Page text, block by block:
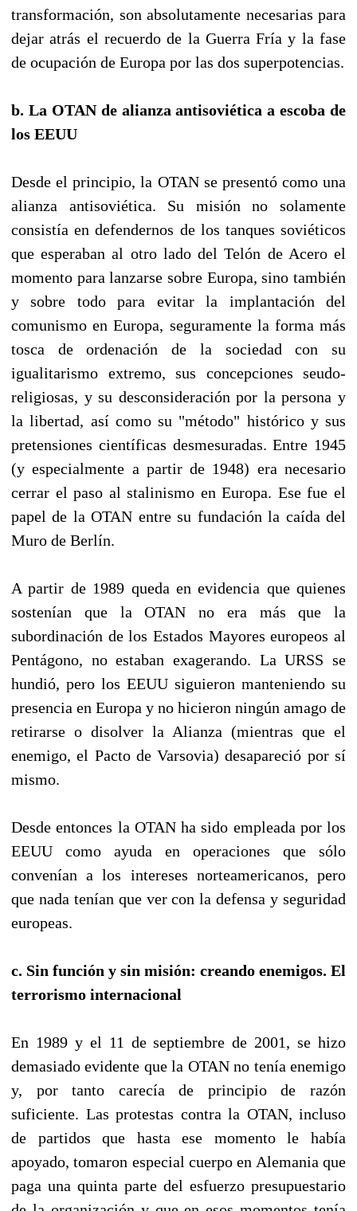
transformación, son absolutamente necesarias para
dejar atrás el recuerdo de la Guerra Fría y la fase
de ocupación de Europa por las dos superpotencias.
b. La OTAN de alianza antisoviética a escoba de
los EEUU
Desde el principio, la OTAN se presentó como una
alianza antisoviética. Su misión no solamente
consistía en defendernos de los tanques soviéticos
que esperaban al otro lado del Telón de Acero el
momento para lanzarse sobre Europa, sino también
y sobre todo para evitar la implantación del
comunismo en Europa, seguramente la forma más
tosca de ordenación de la sociedad con su
igualitarismo extremo, sus concepciones seudo-
religiosas, y su desconsideración por la persona y
la libertad, así como su "método" histórico y sus
pretensiones científicas desmesuradas. Entre 1945
(y especialmente a partir de 1948) era necesario
cerrar el paso al stalinismo en Europa. Ese fue el
papel de la OTAN entre su fundación la caída del
Muro de Berlín.
A partir de 1989 queda en evidencia que quienes
sostenían que la OTAN no era más que la
subordinación de los Estados Mayores europeos al
Pentágono, no estaban exagerando. La URSS se
hundió, pero los EEUU siguieron manteniendo su
presencia en Europa y no hicieron ningún amago de
retirarse o disolver la Alianza (mientras que el
enemigo, el Pacto de Varsovia) desapareció por sí
mismo.
Desde entonces la OTAN ha sido empleada por los
EEUU como ayuda en operaciones que sólo
convenían a los intereses norteamericanos, pero
que nada tenían que ver con la defensa y seguridad
europeas.
c. Sin función y sin misión: creando enemigos. El
terrorismo internacional
En 1989 y el 11 de septiembre de 2001, se hizo
demasiado evidente que la OTAN no tenía enemigo
y, por tanto carecía de principio de razón
suficiente. Las protestas contra la OTAN, incluso
de partidos que hasta ese momento le había
apoyado, tomaron especial cuerpo en Alemania que
paga una quinta parte del esfuerzo presupuestario